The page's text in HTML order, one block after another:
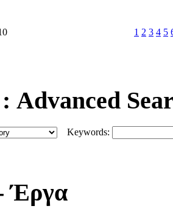
1 2 3 4 5
: Advanced
Keywords:
Έργα